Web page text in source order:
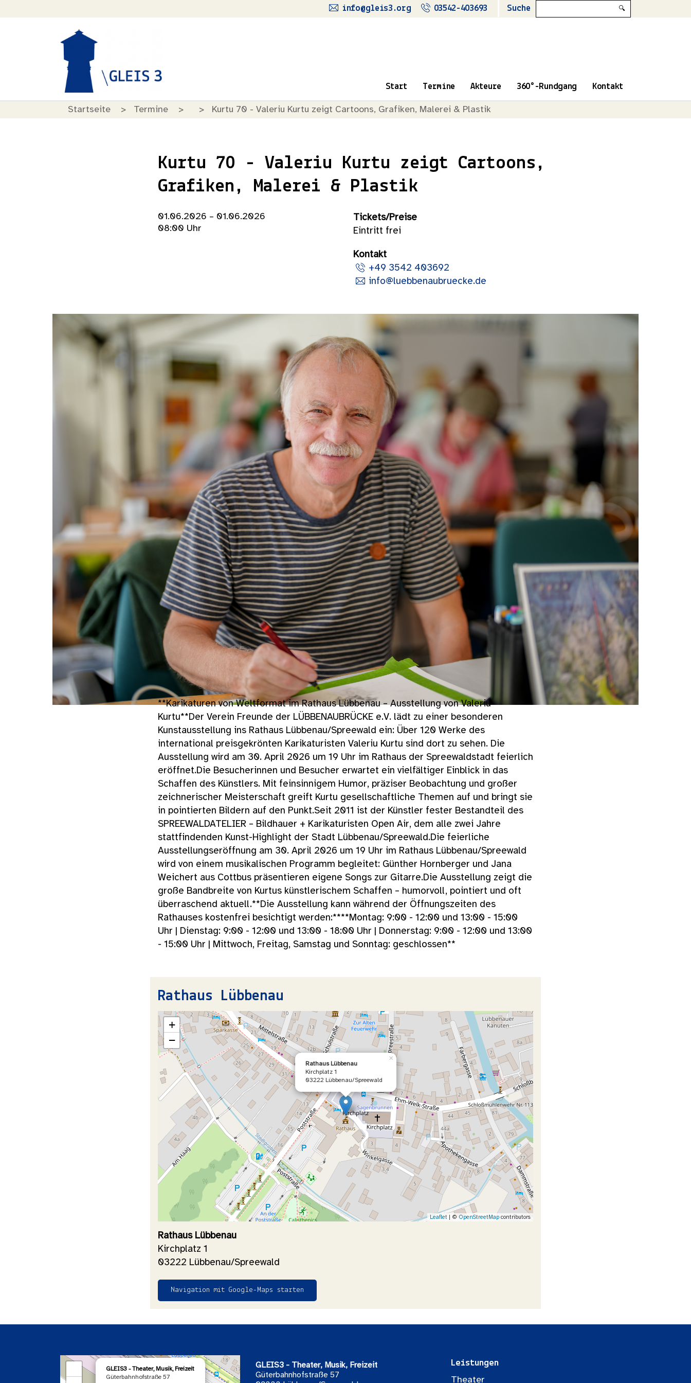
info@gleis3.org 03542-403693 Suche 🔍
Start Termine Akteure 360°-Rundgang Kontakt
Startseite Termine Kurtu 70 - Valeriu Kurtu zeigt Cartoons, Grafiken, Malerei & Plastik
Kurtu 70 - Valeriu Kurtu zeigt Cartoons,
Grafiken, Malerei & Plastik
01.06.2026 – 01.06.2026
08:00 Uhr
Tickets/Preise
Eintritt frei
Kontakt
+49 3542 403692
info@luebbenaubruecke.de
**Karikaturen von Weltformat im Rathaus Lübbenau – Ausstellung von Valeriu
Kurtu**Der Verein Freunde der LÜBBENAUBRÜCKE e.V. lädt zu einer besonderen
Kunstausstellung ins Rathaus Lübbenau/Spreewald ein: Über 120 Werke des
international preisgekrönten Karikaturisten Valeriu Kurtu sind dort zu sehen. Die
Ausstellung wird am 30. April 2026 um 19 Uhr im Rathaus der Spreewaldstadt feierlich
eröffnet.Die Besucherinnen und Besucher erwartet ein vielfältiger Einblick in das
Schaffen des Künstlers. Mit feinsinnigem Humor, präziser Beobachtung und großer
zeichnerischer Meisterschaft greift Kurtu gesellschaftliche Themen auf und bringt sie
in pointierten Bildern auf den Punkt.Seit 2011 ist der Künstler fester Bestandteil des
SPREEWALDATELIER – Bildhauer + Karikaturisten Open Air, dem alle zwei Jahre
stattfindenden Kunst-Highlight der Stadt Lübbenau/Spreewald.Die feierliche
Ausstellungseröffnung am 30. April 2026 um 19 Uhr im Rathaus Lübbenau/Spreewald
wird von einem musikalischen Programm begleitet: Günther Hornberger und Jana
Weichert aus Cottbus präsentieren eigene Songs zur Gitarre.Die Ausstellung zeigt die
große Bandbreite von Kurtus künstlerischem Schaffen – humorvoll, pointiert und oft
überraschend aktuell.**Die Ausstellung kann während der Öffnungszeiten des
Rathauses kostenfrei besichtigt werden:****Montag: 9:00 - 12:00 und 13:00 - 15:00
Uhr | Dienstag: 9:00 - 12:00 und 13:00 - 18:00 Uhr | Donnerstag: 9:00 - 12:00 und 13:00
- 15:00 Uhr | Mittwoch, Freitag, Samstag und Sonntag: geschlossen**
Rathaus Lübbenau
Rathaus Lübbenau
Kirchplatz 1
03222 Lübbenau/Spreewald
×
+
−
Leaflet | © OpenStreetMap contributors
Rathaus Lübbenau
Kirchplatz 1
03222 Lübbenau/Spreewald
Navigation mit Google-Maps starten
GLEIS3 - Theater, Musik, Freizeit
Güterbahnhofstraße 57
GLEIS3 - Theater, Musik, Freizeit
Güterbahnhofstraße 57
Leistungen
Theater